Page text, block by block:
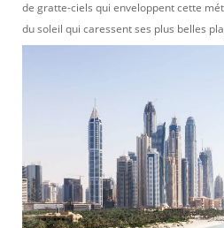
de gratte-ciels qui enveloppent cette
du soleil qui caressent ses plus belles